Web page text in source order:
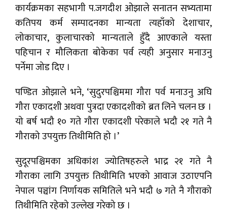
कार्यक्रमका सहभागी प.जगदीश ओझाले सनातन सभ्यतामा
कतिपय कर्म सम्पादनका मान्यता त्यहाँको देशाचार,
लोकाचार, कुलाचारको मान्यताले हुँदै आएकाले यस्ता
पहिचान र मौलिकता बोकेका पर्व त्यही अनुसार मनाउनु
पर्नेमा जोड दिए ।
पण्डित ओझाले भने, ‘सुदुरपश्चिममा गौरा पर्व मनाउनु अघि
गौरा एकादशी अथवा पुत्रदा एकादशीको ब्रत लिने चलन छ ।
यो बर्ष भदौ १० गते गौरा एकादशी परेकाले भदौ २१ गते नै
गौराको उपयुक्त तिथीमिति हो ।’
सुदूरपश्चिमका अधिकांश ज्योतिषहरुले भाद्र २१ गते नै
गौराका लागि उपयुक्त तिथीमिति भएको आवाज उठाएपनि
नेपाल पञ्चांग निर्णायक समितिले भने भदौ ७ गते नै गौराको
तिथीमिति रहेको उल्लेख गरेको छ ।